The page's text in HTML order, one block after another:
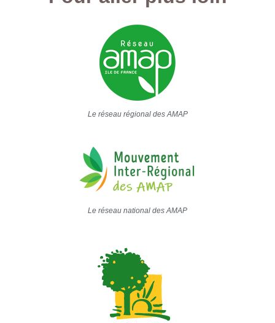
Le réseau régional des AMAP
Le réseau national des AMAP